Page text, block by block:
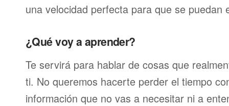
una velocidad perfecta para que se puedan
¿Qué voy a aprender?
Te servirá para hablar de cosas que
ti. No queremos hacerte perder el tiempo
información que no vas a necesitar ni a